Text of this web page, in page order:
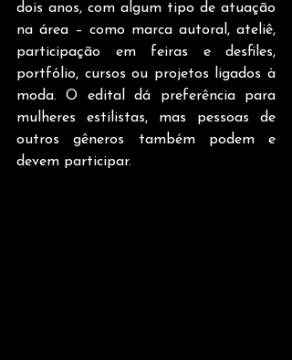
dois anos, com algum tipo de atuação
na área – como marca autoral, ateliê,
participação em feiras e desfiles,
portfólio, cursos ou projetos ligados à
moda. O edital dá preferência para
mulheres estilistas, mas pessoas de
outros gêneros também podem e
devem participar.